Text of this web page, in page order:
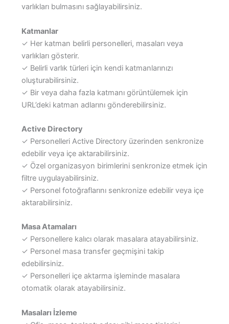
varlıkları bulmasını sağlayabilirsiniz.
Katmanlar
✓ Her katman belirli personelleri, masaları veya
varlıkları gösterir.
✓ Belirli varlık türleri için kendi katmanlarınızı
oluşturabilirsiniz.
✓ Bir veya daha fazla katmanı görüntülemek için
URL’deki katman adlarını gönderebilirsiniz.
Active Directory
✓ Personelleri Active Directory üzerinden senkronize
edebilir veya içe aktarabilirsiniz.
✓ Özel organizasyon birimlerini senkronize etmek için
filtre uygulayabilirsiniz.
✓ Personel fotoğraflarını senkronize edebilir veya içe
aktarabilirsiniz.
Masa Atamaları
✓ Personellere kalıcı olarak masalara atayabilirsiniz.
✓ Personel masa transfer geçmişini takip
edebilirsiniz.
✓ Personelleri içe aktarma işleminde masalara
otomatik olarak atayabilirsiniz.
Masaları İzleme